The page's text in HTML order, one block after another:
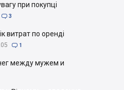
при покупці
 3
витрат по оренді
 1
между мужем и